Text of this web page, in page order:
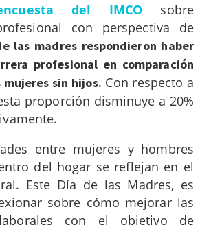
del IMCO sobre
con perspectiva de
las madres respondieron haber
profesional en comparación
mujeres sin hijos. Con respecto a
proporción disminuye a 20%
entre mujeres y hombres
del hogar se reflejan en el
Este Día de las Madres, es
sobre cómo mejorar las
con el objetivo de